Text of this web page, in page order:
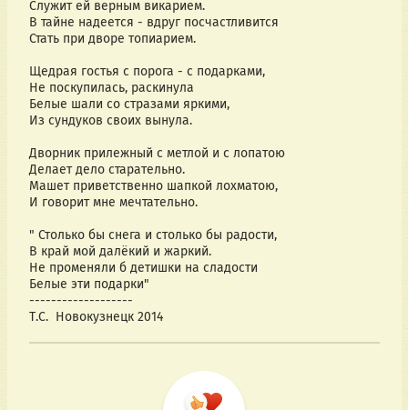
Служит ей верным викарием.
В тайне надеется - вдруг посчастливится
Стать при дворе топиарием.
Щедрая гостья с порога - с подарками,
Не поскупилась, раскинула
Белые шали со стразами яркими,
Из сундуков своих вынула.
Дворник прилежный с метлой и с лопатою
Делает дело старательно.
Машет приветственно шапкой лохматою,
И говорит мне мечтательно.
" Столько бы снега и столько бы радости,
В край мой далёкий и жаркий.
Не променяли б детишки на сладости
Белые эти подарки"
-------------------
Т.С.  Новокузнецк 2014